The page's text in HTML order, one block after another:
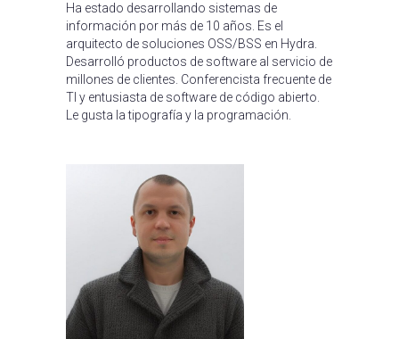
Ha estado desarrollando sistemas de
información por más de 10 años. Es el
arquitecto de soluciones OSS/BSS en Hydra.
Desarrolló productos de software al servicio de
millones de clientes. Conferencista frecuente de
TI y entusiasta de software de código abierto.
Le gusta la tipografía y la programación.